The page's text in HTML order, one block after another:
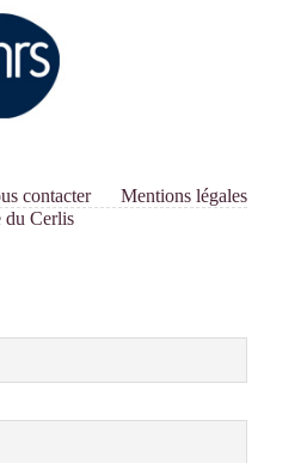
contacter
Mentions légales
du Cerlis